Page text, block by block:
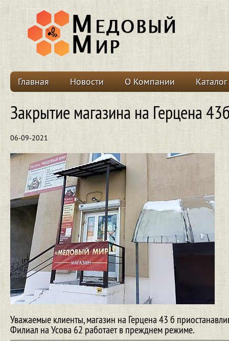
Главная Новости О Компании Каталог
Закрытие магазина на Герцена
06-09-2021
Уважаемые клиенты, магазин на Герцена 43 б
Филиал на Усова 62 работает в прежднем режиме.